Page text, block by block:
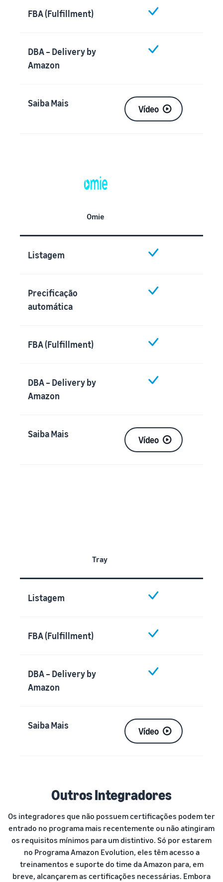
FBA (Fulfillment)
DBA – Delivery by
Amazon
Saiba Mais
Vídeo
Omie
Listagem
Precificação
automática
FBA (Fulfillment)
DBA – Delivery by
Amazon
Saiba Mais
Vídeo
Tray
Listagem
FBA (Fulfillment)
DBA – Delivery by
Amazon
Saiba Mais
Vídeo
Outros Integradores
Os integradores que não possuem certificações podem ter
entrado no programa mais recentemente ou não atingiram
os requisitos mínimos para um distintivo. Só por estarem
no Programa Amazon Evolution, eles têm acesso a
treinamentos e suporte do time da Amazon para, em
breve, alcançarem as certificações necessárias. Embora